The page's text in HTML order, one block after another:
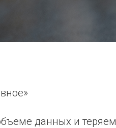
данных и теряем